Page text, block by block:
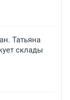
Татьяна
склады